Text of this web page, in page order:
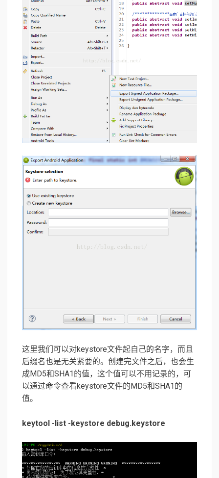
这里我们可以对keystore文件起自己的名字，而且
后缀名也是无关紧要的。创建完文件之后，也会生
成MD5和SHA1的值，这个值可以不用记录的，可
以通过命令查看keystore文件的MD5和SHA1的
值。
keytool -list -keystore debug.keystore